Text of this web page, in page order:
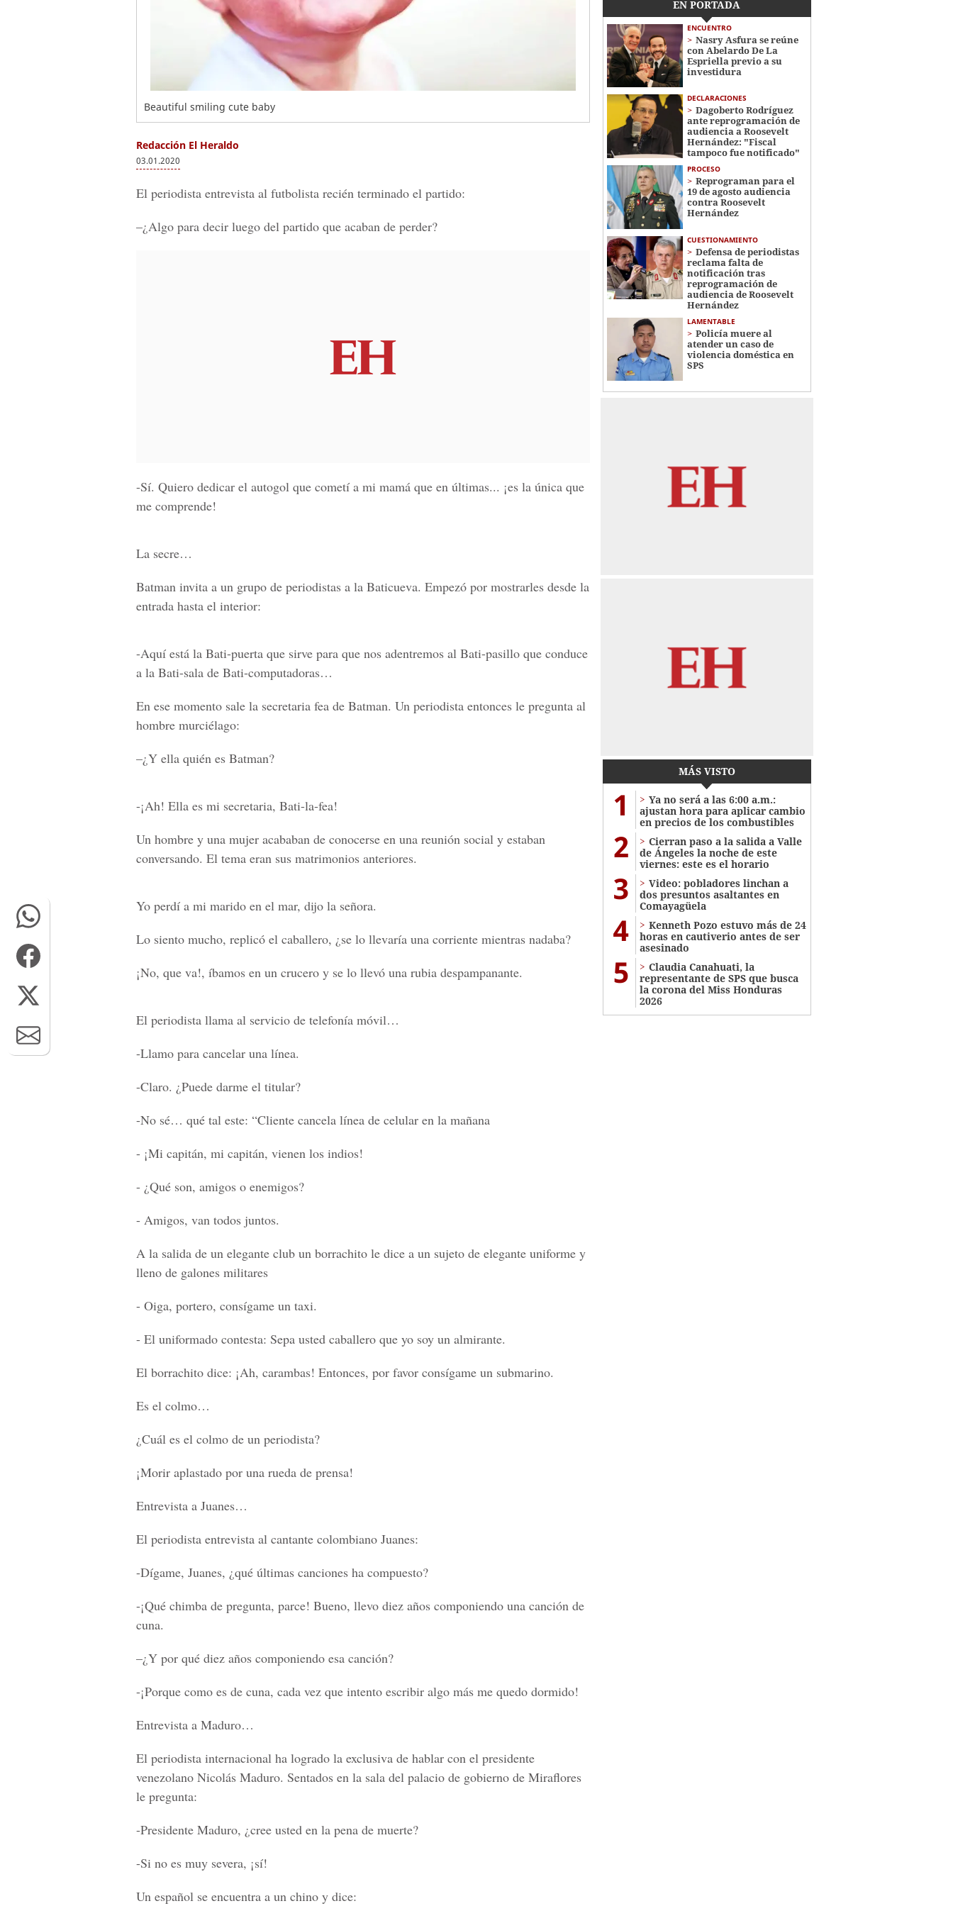
Beautiful smiling cute baby
Redacción El Heraldo
03.01.2020
El periodista entrevista al futbolista recién terminado el partido:
–¿Algo para decir luego del partido que acaban de perder?
-Sí. Quiero dedicar el autogol que cometí a mi mamá que en últimas... ¡es la única que
me comprende!
La secre…
Batman invita a un grupo de periodistas a la Baticueva. Empezó por mostrarles desde la
entrada hasta el interior:
-Aquí está la Bati-puerta que sirve para que nos adentremos al Bati-pasillo que conduce
a la Bati-sala de Bati-computadoras…
En ese momento sale la secretaria fea de Batman. Un periodista entonces le pregunta al
hombre murciélago:
–¿Y ella quién es Batman?
-¡Ah! Ella es mi secretaria, Bati-la-fea!
Un hombre y una mujer acababan de conocerse en una reunión social y estaban
conversando. El tema eran sus matrimonios anteriores.
Yo perdí a mi marido en el mar, dijo la señora.
Lo siento mucho, replicó el caballero, ¿se lo llevaría una corriente mientras nadaba?
¡No, que va!, íbamos en un crucero y se lo llevó una rubia despampanante.
El periodista llama al servicio de telefonía móvil…
-Llamo para cancelar una línea.
-Claro. ¿Puede darme el titular?
-No sé… qué tal este: “Cliente cancela línea de celular en la mañana
- ¡Mi capitán, mi capitán, vienen los indios!
- ¿Qué son, amigos o enemigos?
- Amigos, van todos juntos.
A la salida de un elegante club un borrachito le dice a un sujeto de elegante uniforme y
lleno de galones militares
- Oiga, portero, consígame un taxi.
- El uniformado contesta: Sepa usted caballero que yo soy un almirante.
El borrachito dice: ¡Ah, carambas! Entonces, por favor consígame un submarino.
Es el colmo…
¿Cuál es el colmo de un periodista?
¡Morir aplastado por una rueda de prensa!
Entrevista a Juanes…
El periodista entrevista al cantante colombiano Juanes:
-Dígame, Juanes, ¿qué últimas canciones ha compuesto?
-¡Qué chimba de pregunta, parce! Bueno, llevo diez años componiendo una canción de
cuna.
–¿Y por qué diez años componiendo esa canción?
-¡Porque como es de cuna, cada vez que intento escribir algo más me quedo dormido!
Entrevista a Maduro…
El periodista internacional ha logrado la exclusiva de hablar con el presidente
venezolano Nicolás Maduro. Sentados en la sala del palacio de gobierno de Miraflores
le pregunta:
-Presidente Maduro, ¿cree usted en la pena de muerte?
-Si no es muy severa, ¡sí!
Un español se encuentra a un chino y dice:
EN PORTADA
ENCUENTRO
Nasry Asfura se reúne
con Abelardo De La
Espriella previo a su
investidura
DECLARACIONES
Dagoberto Rodríguez
ante reprogramación de
audiencia a Roosevelt
Hernández: "Fiscal
tampoco fue notificado"
PROCESO
Reprograman para el
19 de agosto audiencia
contra Roosevelt
Hernández
CUESTIONAMIENTO
Defensa de periodistas
reclama falta de
notificación tras
reprogramación de
audiencia de Roosevelt
Hernández
LAMENTABLE
Policía muere al
atender un caso de
violencia doméstica en
SPS
MÁS VISTO
1
Ya no será a las 6:00 a.m.:
ajustan hora para aplicar cambio
en precios de los combustibles
2
Cierran paso a la salida a Valle
de Ángeles la noche de este
viernes: este es el horario
3
Video: pobladores linchan a
dos presuntos asaltantes en
Comayagüela
4
Kenneth Pozo estuvo más de 24
horas en cautiverio antes de ser
asesinado
5
Claudia Canahuati, la
representante de SPS que busca
la corona del Miss Honduras
2026